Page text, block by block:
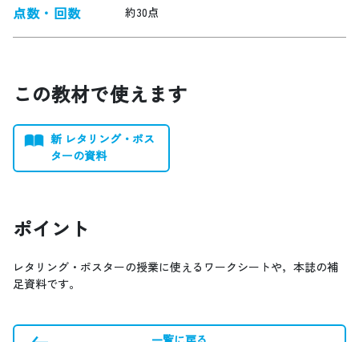
点数・回数 約30点
この教材で使えます
新 レタリング・ポス
ターの資料
ポイント
レタリング・ポスターの授業に使えるワークシートや，本誌の補
足資料です。